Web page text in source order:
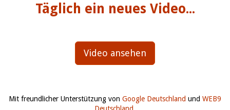
Täglich ein neues Video...
Video ansehen
Mit freundlicher Unterstützung von Google Deutschland und WEB9